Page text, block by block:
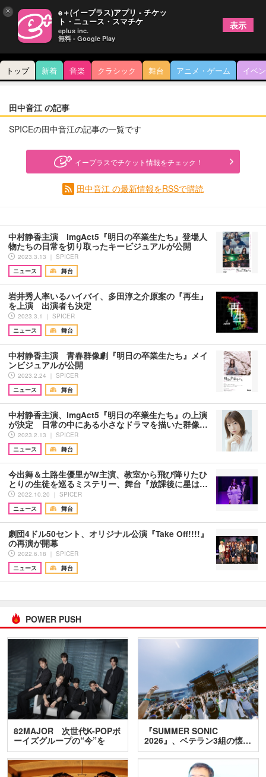
トップ 新着 音楽 クラシック 舞台 アニメ・ゲーム イベ
田中音江 の記事
SPICEの田中音江の記事の一覧です
イープラスでチケット情報をチェック！
田中音江 の最新情報をRSSで購読
中村静香主演 imgAct5『明日の卒業生たち』登場人
物たちの日常を切り取ったキービジュアルが公開
2023.3.13 ｜ SPICER
ニュース
舞台
岩井秀人率いるハイバイ、多田淳之介原案の『再生』
を上演 出演者も決定
2023.3.1 ｜ SPICER
ニュース
舞台
中村静香主演 青春群像劇『明日の卒業生たち』メイ
ンビジュアルが公開
2023.2.24 ｜ SPICER
ニュース
舞台
中村静香主演、imgAct5『明日の卒業生たち』の上演
が決定 日常の中にある小さなドラマを描いた群像…
2023.2.13 ｜ SPICER
ニュース
舞台
今出舞＆土路生優里がW主演、教室から飛び降りたひ
とりの生徒を巡るミステリー、舞台『放課後に星は…
2022.10.20 ｜ SPICER
ニュース
舞台
劇団4ドル50セント、オリジナル公演『Take Off!!!!』
の再演が開幕
2022.6.18 ｜ SPICER
ニュース
舞台
POWER PUSH
82MAJOR 次世代K-POPボ
ーイズグループの“今”を
訊…
『SUMMER SONIC
2026』、ベテラン3組の懐…
× e＋(イープラス)アプリ - チケッ
ト・ニュース・スマチケ
eplus inc.
無料 - Google Play
表示